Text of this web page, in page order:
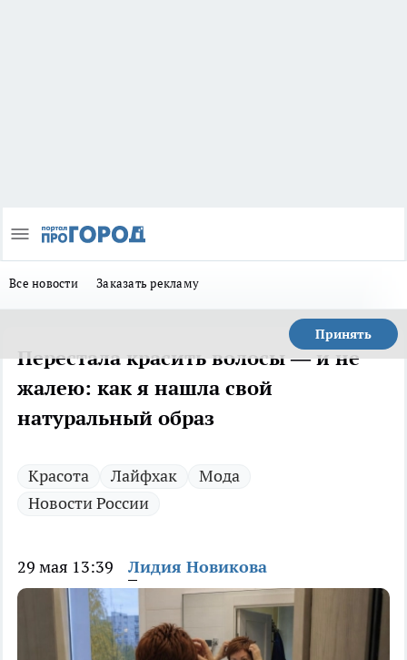
Все новости Заказать рекламу
Принять
Перестала красить волосы — и не
жалею: как я нашла свой
натуральный образ
Красота Лайфхак
Мода
Новости России
29 мая 13:39 Лидия Новикова